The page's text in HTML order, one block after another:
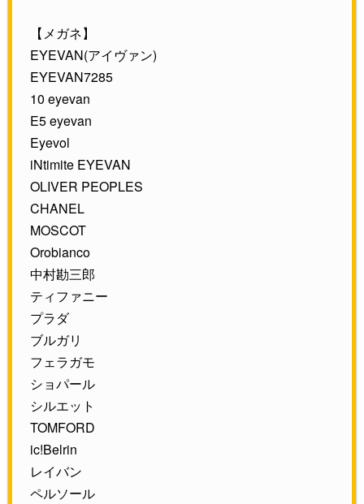
【メガネ】
EYEVAN(アイヴァン)
EYEVAN7285
10 eyevan
E5 eyevan
Eyevol
iNtimite EYEVAN
OLIVER PEOPLES
CHANEL
MOSCOT
Orobianco
中村勘三郎
ティファニー
プラダ
ブルガリ
フェラガモ
ショパール
シルエット
TOMFORD
ic!Belrin
レイバン
ペルソール